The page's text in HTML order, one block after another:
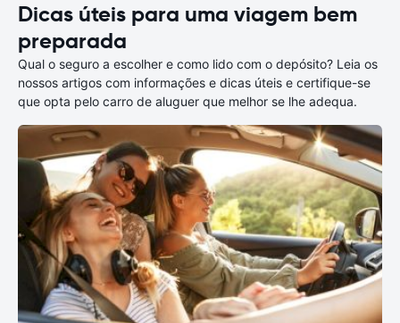
Dicas úteis para uma viagem bem
preparada
Qual o seguro a escolher e como lido com o depósito? Leia os
nossos artigos com informações e dicas úteis e certifique-se
que opta pelo carro de aluguer que melhor se lhe adequa.